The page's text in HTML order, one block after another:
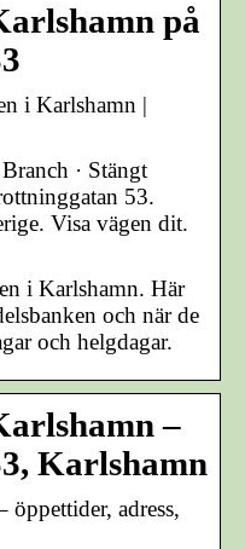
på
i Karlshamn |
· Stängt
53.
Visa vägen dit.
i Karlshamn. Här
och när de
och helgdagar.
–
Karlshamn
öppettider, adress,